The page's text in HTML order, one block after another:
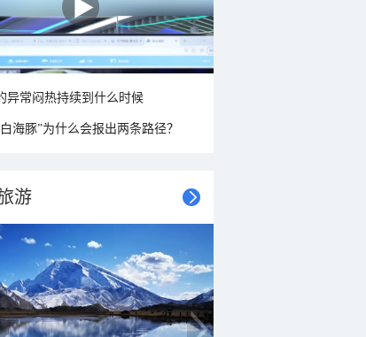
异常闷热持续到什么时候
海豚”为什么会报出两条路径？
游